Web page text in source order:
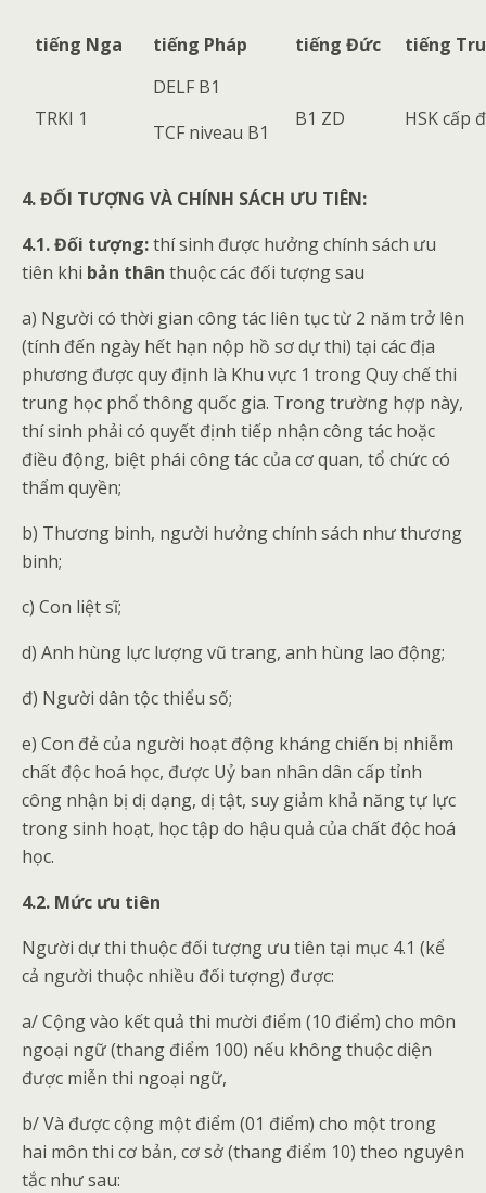
tiếng Nga tiếng Pháp tiếng Đức tiếng
TRKI 1
DELF B1
TCF niveau B1
B1 ZD HSK cấp
4. ĐỐI TƯỢNG VÀ CHÍNH SÁCH ƯU TIÊN:
4.1. Đối tượng:thí sinh được hưởng chính sách ưu
tiên khi bản thân thuộc các đối tượng sau
a) Người có thời gian công tác liên tục từ 2 năm trở lên
(tính đến ngày hết hạn nộp hồ sơ dự thi) tại các địa
phương được quy định là Khu vực 1 trong Quy chế thi
trung học phổ thông quốc gia. Trong trường hợp này,
thí sinh phải có quyết định tiếp nhận công tác hoặc
điều động, biệt phái công tác của cơ quan, tổ chức có
thẩm quyền;
b) Th­ương binh, ng­ười hư­ởng chính sách như­ th­ương
binh;
c) Con liệt sĩ;
d) Anh hùng lực lư­ợng vũ trang, anh hùng lao động;
đ) Người dân tộc thiểu số;
e) Con đẻ của người hoạt động kháng chiến bị nhiễm
chất độc hoá học, được Uỷ ban nhân dân cấp tỉnh
công nhận bị dị dạng, dị tật, suy giảm khả năng tự lực
trong sinh hoạt, học tập do hậu quả của chất độc hoá
học.
4.2. Mức ưu tiên
Người dự thi thuộc đối tượng ưu tiên tại mục 4.1 (kể
cả người thuộc nhiều đối tượng) được:
a/ Cộng vào kết quả thi mười điểm (10 điểm) cho môn
ngoại ngữ (thang điểm 100) nếu không thuộc diện
được miễn thi ngoại ngữ,
b/ Và được cộng một điểm (01 điểm) cho một trong
hai môn thi cơ bản, cơ sở (thang điểm 10) theo nguyên
tắc như sau: